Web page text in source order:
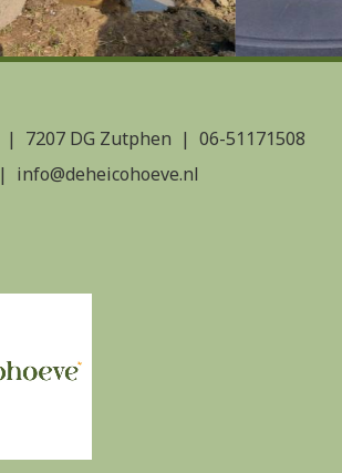
7207 DG Zutphen
06-51171508
info@deheicohoeve.nl